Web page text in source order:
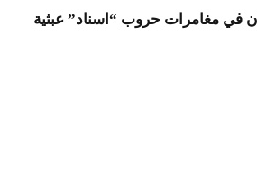
في مغامرات حروب “اسناد” عبثية